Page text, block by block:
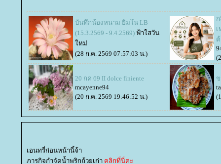
บันทึกน้องหนาม ยิมโน LB
(15.3.2569 - 9.4.2569) ฟ้าใสวัน
หม่
(28 ก.ค. 2569 07:57:03 น.)
20 กค 69 II dolce finiente
mcayenne94
(20 ก.ค. 2569 19:46:52 น.)
เอนทรี่ก่อนหน้านี้จ้า
ภารกิจกำจัดน้ำพริกถ้วยเก่า คลิกที่นี่ค่ะ